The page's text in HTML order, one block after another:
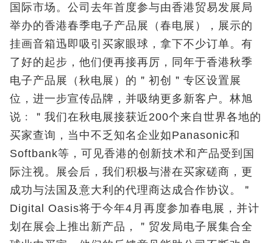
国际市场。公司去年首度参与由香港贸易发展局
举办的香港春季电子产品展（春电展），展示的
挂画音箱迅即吸引买家眼球，拿下不少订单。有
了好的起步，他们便再接再厉，同年于香港秋季
电子产品展（秋电展）的＂初创＂专区设置展
位，进一步宣传品牌，并吸纳更多新客户。林旭
说﹕＂我们在秋电展接获近200个来自世界各地的
买家查询，当中不乏知名企业如Panasonic和
Softbank等，可见香港的创新技术和产品受到国
际注视。展会后，我们积极与潜在买家磋商，更
成功与法国及意大利的代理商达成合作协议。＂
Digital Oasis将于今年4月再度参加春电展，并计
划在展会上推出新产品，＂贸发局电子展集合全